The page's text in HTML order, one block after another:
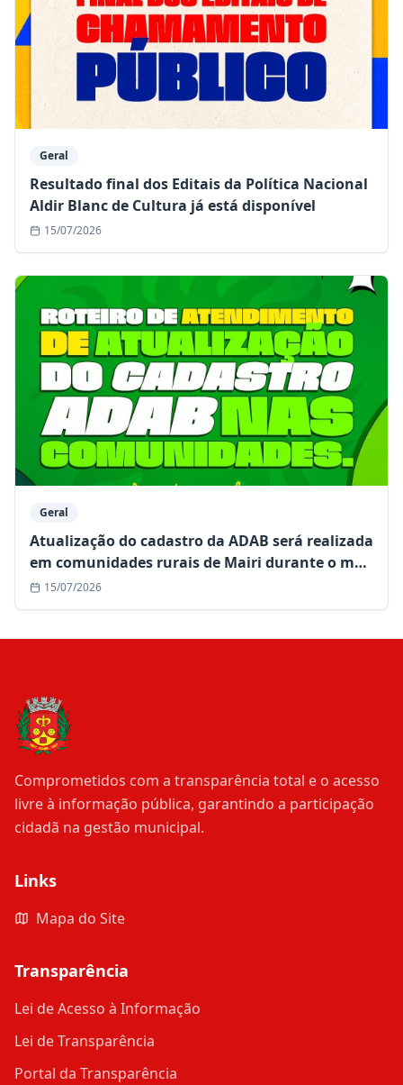
Geral
Resultado final dos Editais da Política Nacional
Aldir Blanc de Cultura já está disponível
15/07/2026
Geral
Atualização do cadastro da ADAB será realizada
em comunidades rurais de Mairi durante o mês
de julho
15/07/2026
Comprometidos com a transparência total e o acesso
livre à informação pública, garantindo a participação
cidadã na gestão municipal.
Links
Mapa do Site
Transparência
Lei de Acesso à Informação
Lei de Transparência
Portal da Transparência